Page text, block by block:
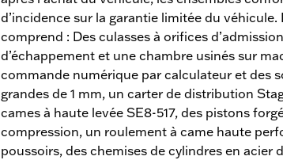
d’incidence sur la garantie limitée du véhicule.
comprend : Des culasses à orifices
d’échappement et une chambre usinés sur
commande numérique par calculateur et des
grandes de 1 mm, un carter de distribution
cames à haute levée SE8-517, des pistons
compression, un roulement à came haute
poussoirs, des chemises de cylindres en acier